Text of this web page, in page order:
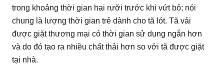
trong khoảng thời gian hai rưỡi trước khi vứt bỏ; nói
chung là lượng thời gian trẻ dành cho tã lót. Tã vải
được giặt thương mại có thời gian sử dụng ngắn hơn
và do đó tạo ra nhiều chất thải hơn so với tã được giặt
tại nhà.